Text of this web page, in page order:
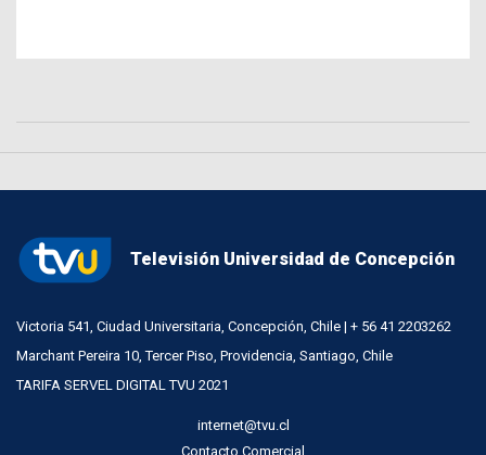
Televisión Universidad de Concepción
Victoria 541, Ciudad Universitaria, Concepción, Chile | + 56 41 2203262
Marchant Pereira 10, Tercer Piso, Providencia, Santiago, Chile
TARIFA SERVEL DIGITAL TVU 2021
internet@tvu.cl
Contacto Comercial